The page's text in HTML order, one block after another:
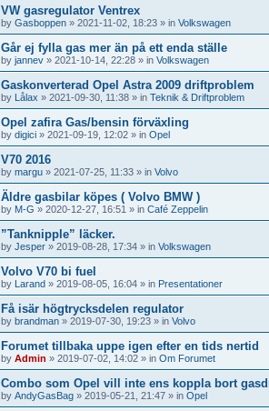
VW gasregulator Ventrex
by Gasboppen » 2021-11-02, 18:23 » in Volkswagen
Går ej fylla gas mer än på ett enda ställe
by jannev » 2021-10-14, 22:28 » in Volkswagen
Gaskonverterad Opel Astra 2009 driftproblem
by Lålax » 2021-09-30, 11:38 » in Teknik & Driftproblem
Opel zafira Gas/bensin förväxling
by digici » 2021-09-19, 12:02 » in Opel
V70 2016
by margu » 2021-07-25, 11:33 » in Volvo
Äldre gasbilar köpes ( Volvo BMW )
by M-G » 2020-12-27, 16:51 » in Café Zeppelin
”Tanknipple” läcker.
by Jesper » 2019-08-28, 17:34 » in Volkswagen
Volvo V70 bi fuel
by Larand » 2019-08-05, 16:04 » in Presentationer
Få isär högtrycksdelen regulator
by brandman » 2019-07-30, 19:23 » in Volvo
Forumet tillbaka uppe igen efter en tids nertid
by Admin » 2019-07-02, 14:02 » in Om Forumet
Combo som Opel vill inte ens koppla bort
by AndyGasBag » 2019-05-21, 21:47 » in Opel